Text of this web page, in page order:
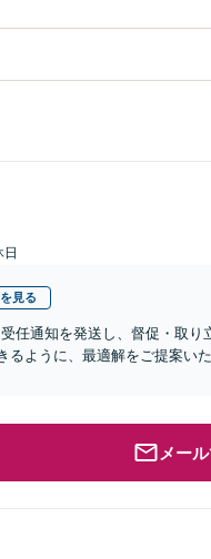
見る
通知を発送し、督促・取り
るように、最適解をご提案い
メー